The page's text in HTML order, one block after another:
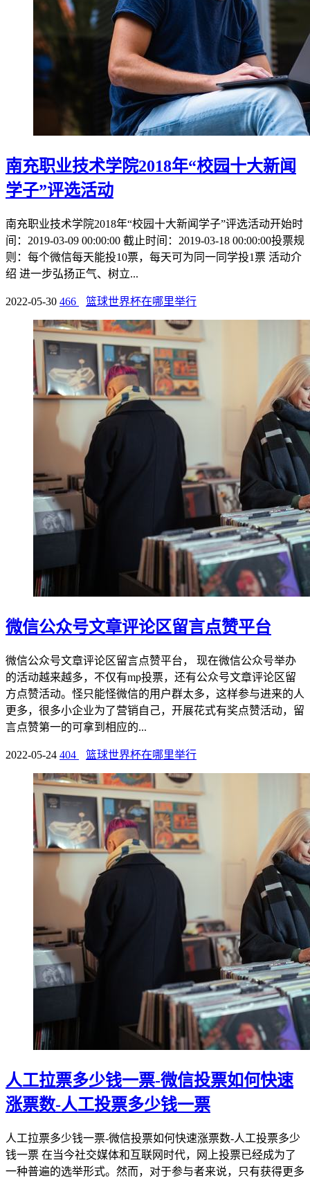
南充职业技术学院2018年“校园十大新闻
学子”评选活动
南充职业技术学院2018年“校园十大新闻学子”评选活动开始时
间：2019-03-09 00:00:00 截止时间：2019-03-18 00:00:00投票规
则：每个微信每天能投10票，每天可为同一同学投1票 活动介
绍 进一步弘扬正气、树立...
2022-05-30 466 篮球世界杯在哪里举行
微信公众号文章评论区留言点赞平台
微信公众号文章评论区留言点赞平台， 现在微信公众号举办
的活动越来越多，不仅有mp投票，还有公众号文章评论区留
方点赞活动。怪只能怪微信的用户群太多，这样参与进来的人
更多，很多小企业为了营销自己，开展花式有奖点赞活动，留
言点赞第一的可拿到相应的...
2022-05-24 404 篮球世界杯在哪里举行
人工拉票多少钱一票-微信投票如何快速
涨票数-人工投票多少钱一票
人工拉票多少钱一票-微信投票如何快速涨票数-人工投票多少
钱一票 在当今社交媒体和互联网时代，网上投票已经成为了
一种普遍的选举形式。然而，对于参与者来说，只有获得更多